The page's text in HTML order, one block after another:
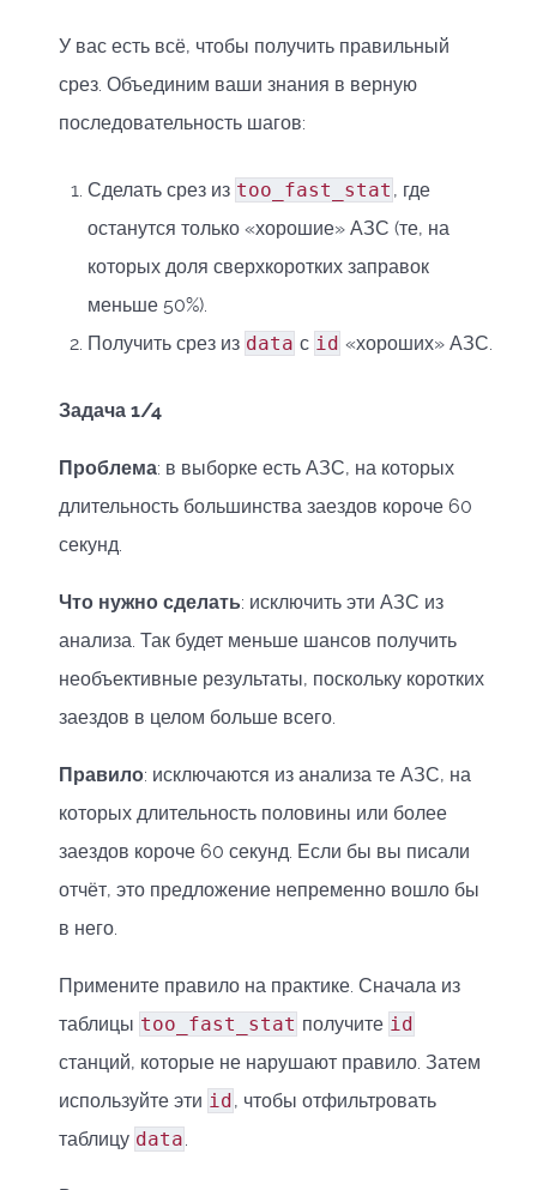
У вас есть всё, чтобы получить правильный
срез. Объединим ваши знания в верную
последовательность шагов:
Сделать срез из too_fast_stat , где
останутся только «хорошие» АЗС (те, на
которых доля сверхкоротких заправок
меньше 50%).
Получить срез из data с id «хороших» АЗС.
Задача 1/4
Проблема: в выборке есть АЗС, на которых
длительность большинства заездов короче 60
секунд.
Что нужно сделать: исключить эти АЗС из
анализа. Так будет меньше шансов получить
необъективные результаты, поскольку коротких
заездов в целом больше всего.
Правило: исключаются из анализа те АЗС, на
которых длительность половины или более
заездов короче 60 секунд. Если бы вы писали
отчёт, это предложение непременно вошло бы
в него.
Примените правило на практике. Сначала из
таблицы too_fast_stat получите id
станций, которые не нарушают правило. Затем
используйте эти id, чтобы отфильтровать
таблицу data